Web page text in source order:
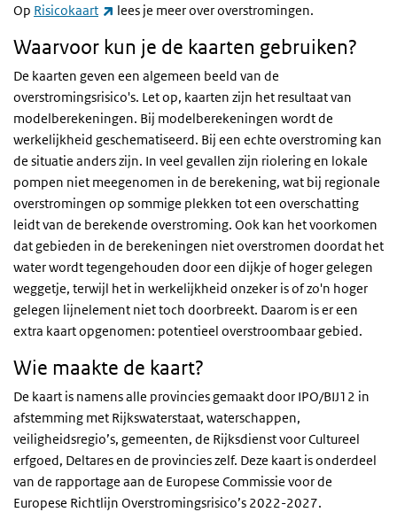
Op Risicokaart (externe link)
lees je meer over overstromingen.
Waarvoor kun je de kaarten gebruiken?
De kaarten geven een algemeen beeld van de
overstromingsrisico's. Let op, kaarten zijn het resultaat van
modelberekeningen. Bij modelberekeningen wordt de
werkelijkheid geschematiseerd. Bij een echte overstroming kan
de situatie anders zijn. In veel gevallen zijn riolering en lokale
pompen niet meegenomen in de berekening, wat bij regionale
overstromingen op sommige plekken tot een overschatting
leidt van de berekende overstroming. Ook kan het voorkomen
dat gebieden in de berekeningen niet overstromen doordat het
water wordt tegengehouden door een dijkje of hoger gelegen
weggetje, terwijl het in werkelijkheid onzeker is of zo'n hoger
gelegen lijnelement niet toch doorbreekt. Daarom is er een
extra kaart opgenomen: potentieel overstroombaar gebied.
Wie maakte de kaart?
De kaart is namens alle provincies gemaakt door IPO/BIJ12 in
afstemming met Rijkswaterstaat, waterschappen,
veiligheidsregio’s, gemeenten, de Rijksdienst voor Cultureel
erfgoed, Deltares en de provincies zelf. Deze kaart is onderdeel
van de rapportage aan de Europese Commissie voor de
Europese Richtlijn Overstromingsrisico’s 2022-2027.